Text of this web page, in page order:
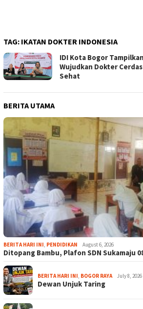
TAG: IKATAN DOKTER INDONESIA
IDI Kota Bogor
Wujudkan Dokter
Sehat
BERITA UTAMA
BERITA HARI INI, PENDIDIKAN August 6, 2026
Ditopang Bambu, Plafon SDN Sukamaju
BERITA HARI INI, BOGOR RAYA July 8, 2026
Dewan Unjuk Taring